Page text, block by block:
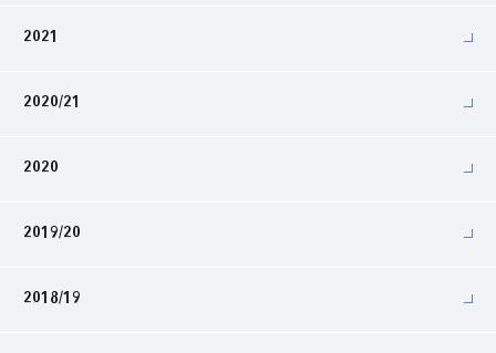
2021
2020/21
2020
2019/20
2018/19